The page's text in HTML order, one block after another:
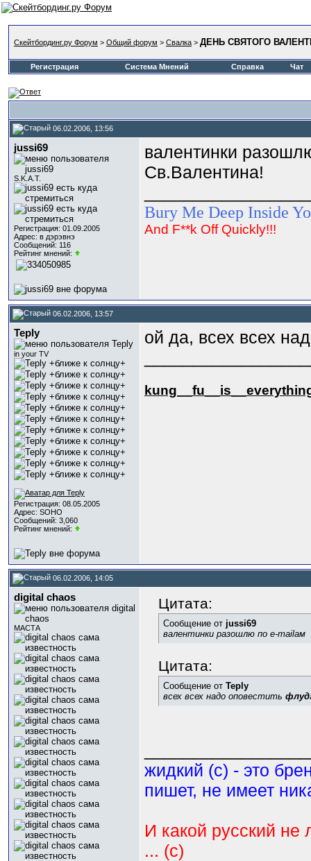
Скейтбординг.ру Форум > Общий форум > Свалка > ДЕНЬ СВЯТОГО
Регистрация Система Мнений Справка Чат
06.02.2006, 13:56
jussi69
S.K.A.T.
Регистрация: 01.09.2005
Адрес: в дэрэвнэ
Сообщений: 116
Рейтинг мнений:
валентинки
Св.Валентина!
Bury Me Deep Inside
And F**k Off Quickly!!!
06.02.2006, 13:57
Teply
in your TV
Регистрация: 08.05.2005
Адрес: SOHO
Сообщений: 3,060
Рейтинг мнений:
ой да, всех всех
kung_ _fu_ _is_
06.02.2006, 14:05
digital chaos
МАСТА
Цитата:
Сообщение от jussi69
валентинки разошлю по e-mailам
Цитата:
Сообщение от Teply
всех всех надо оповестить флуд
жидкий (с) - это
пишет, не имеет
И какой русский не
... (с)